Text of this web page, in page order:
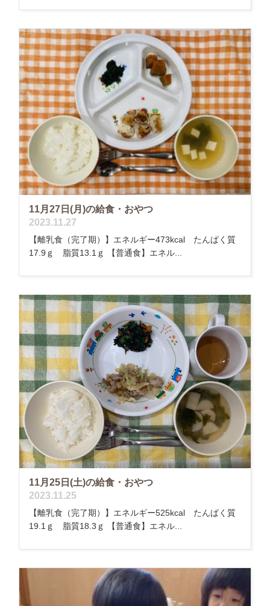
11月27日(月)の給食・おやつ
2023.11.27
【離乳食（完了期）】エネルギー473kcal たんぱく質
17.9ｇ 脂質13.1ｇ 【普通食】エネル...
11月25日(土)の給食・おやつ
2023.11.25
【離乳食（完了期）】エネルギー525kcal たんぱく質
19.1ｇ 脂質18.3ｇ 【普通食】エネル...